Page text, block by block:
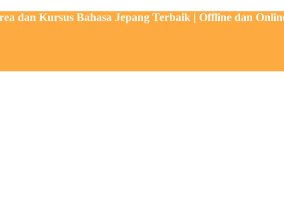
dan Kursus Bahasa Jepang Terbaik | Offline dan